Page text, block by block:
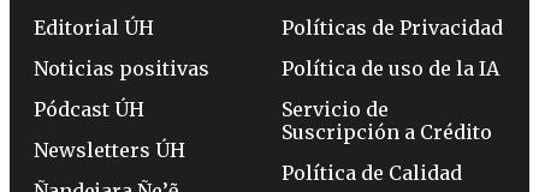
Editorial ÚH
Noticias positivas
Pódcast ÚH
Newsletters ÚH
Políticas de Privacidad
Política de uso de la IA
Servicio de
Suscripción a Crédito
Política de Calidad